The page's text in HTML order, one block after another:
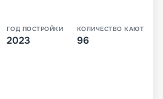
ГОД ПОСТРОЙКИ
2023
КОЛИЧЕСТВО КАЮТ
96